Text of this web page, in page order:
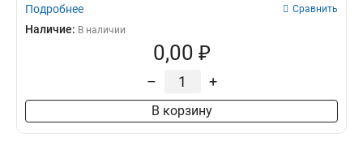
Подробнее Сравнить
Наличие: В наличии
0,00 ₽
– +
В корзину